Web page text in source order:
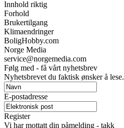
Innhold riktig
Forhold
Brukertilgang
Klimaendringer
BoligHobby.com
Norge Media
service@norgemedia.com
Følg med - få vårt nyhetsbrev
Nyhetsbrevet du faktisk ønsker å lese.
E-postadresse
Register
Vi har mottatt din påmelding - takk